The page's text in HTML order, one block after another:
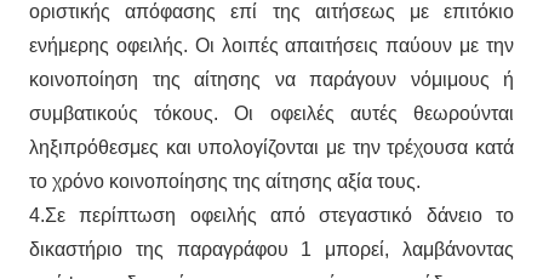
οριστικής απόφασης επί της αιτήσεως με επιτόκιο
ενήμερης οφειλής. Οι λοιπές απαιτήσεις παύουν με την
κοινοποίηση της αίτησης να παράγουν νόμιμους ή
συμβατικούς τόκους. Οι οφειλές αυτές θεωρούνται
ληξιπρόθεσμες και υπολογίζονται με την τρέχουσα κατά
το χρόνο κοινοποίησης της αίτησης αξία τους.
4.Σε περίπτωση οφειλής από στεγαστικό δάνειο το
δικαστήριο της παραγράφου 1 μπορεί, λαμβάνοντας